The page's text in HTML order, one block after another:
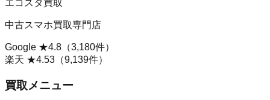
エコスタ買取
中古スマホ買取専門店
Google ★4.8 （3,180件）
楽天 ★4.53 （9,139件）
買取メニュー